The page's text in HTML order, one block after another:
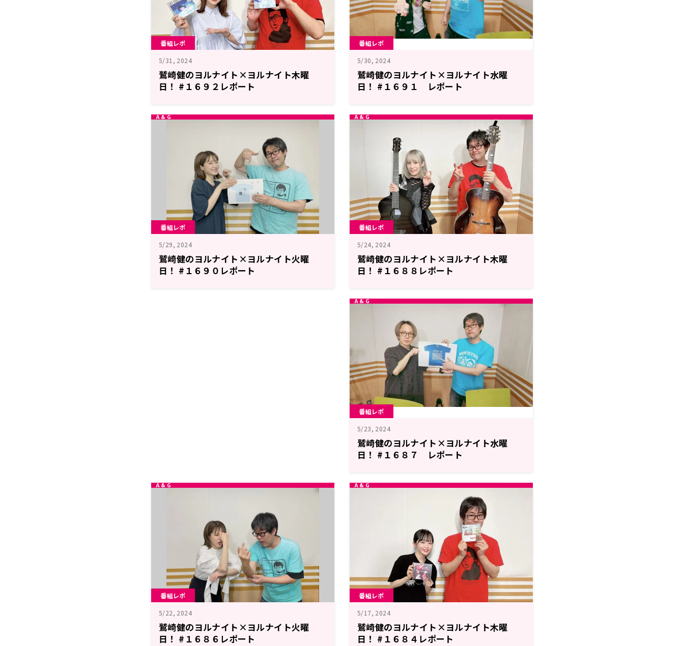
番組レポ
5/31, 2024
鷲崎健のヨルナイト×ヨルナイト木曜
日！ #１６９２レポート
番組レポ
5/30, 2024
鷲崎健のヨルナイト×ヨルナイト水曜
日！ #１６９１ レポート
番組レポ
5/29, 2024
鷲崎健のヨルナイト×ヨルナイト火曜
日！ #１６９０レポート
番組レポ
5/24, 2024
鷲崎健のヨルナイト×ヨルナイト木曜
日！ #１６８８レポート
番組レポ
5/23, 2024
鷲崎健のヨルナイト×ヨルナイト水曜
日！ #１６８７ レポート
番組レポ
5/22, 2024
鷲崎健のヨルナイト×ヨルナイト火曜
日！ #１６８６レポート
番組レポ
5/17, 2024
鷲崎健のヨルナイト×ヨルナイト木曜
日！ #１６８４レポート